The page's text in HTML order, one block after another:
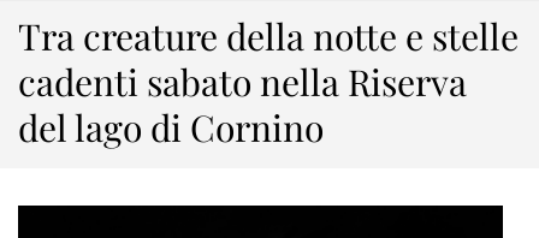
Tra creature della notte e stelle
cadenti sabato nella Riserva
del lago di Cornino